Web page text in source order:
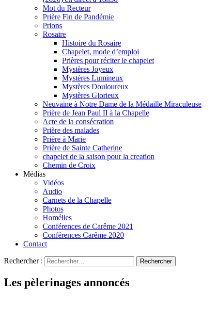
Mot du Recteur
Prière Fin de Pandémie
Prions
Rosaire
Histoire du Rosaire
Chapelet, mode d’emploi
Prières pour réciter le chapelet
Mystères Joyeux
Mystères Lumineux
Mystères Douloureux
Mystères Glorieux
Neuvaine à Notre Dame de la Médaille Miraculeuse
Prière de Jean Paul II à la Chapelle
Acte de la consécration
Prière des malades
Prière à Marie
Prière de Sainte Catherine
chapelet de la saison pour la creation
Chemin de Croix
Médias
Vidéos
Audio
Carnets de la Chapelle
Photos
Homélies
Conférences de Carême 2021
Conférences Carême 2020
Contact
Rechercher :
Les pèlerinages annoncés